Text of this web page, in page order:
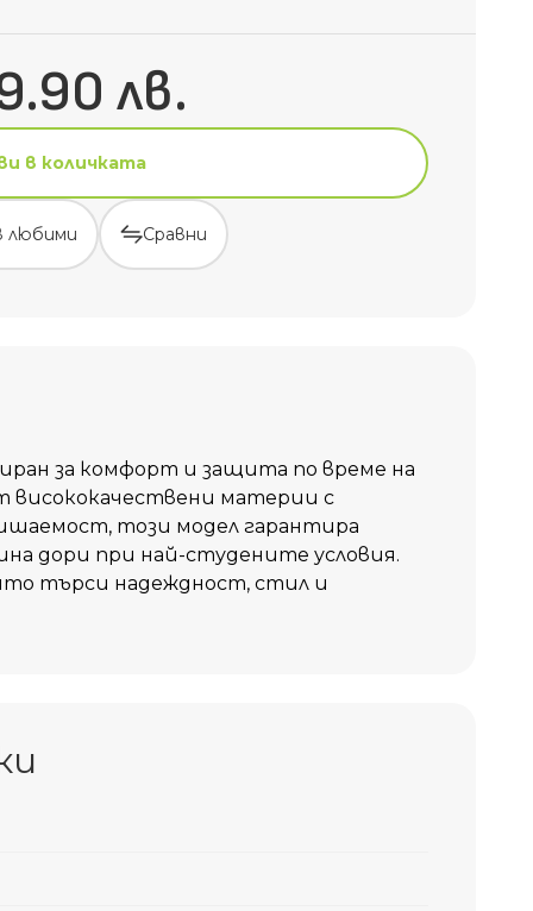
лв.
в количката
любими Сравни
за комфорт и защита по време на
висококачествени материи с
този модел гарантира
дори при най-студените условия.
търси надеждност, стил и